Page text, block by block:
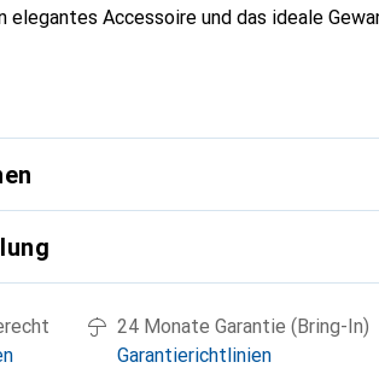
Accessoire und das ideale
24 Monate Garantie (Bring-In)
Garantierichtlinien